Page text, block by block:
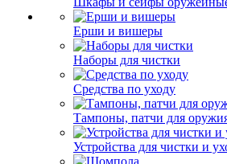
Ерши и вишеры
Наборы для чистки
Средства по уходу
Тампоны, патчи для
Устройства для чистки и